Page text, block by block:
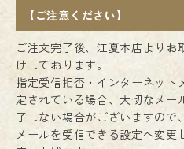
【ご注意ください】
ご注文完了後、江夏本店よりお
けしております。
指定受信拒否・インターネット
定されている場合、大切なメー
了しない場合がございますので
メールを受信できる設定へ変更